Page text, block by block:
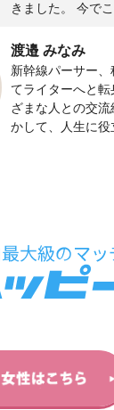
きました。 今でこ
渡邉 みなみ
新幹線パーサー、
てライターへと転
ざまな人との交流
かして、人生に役